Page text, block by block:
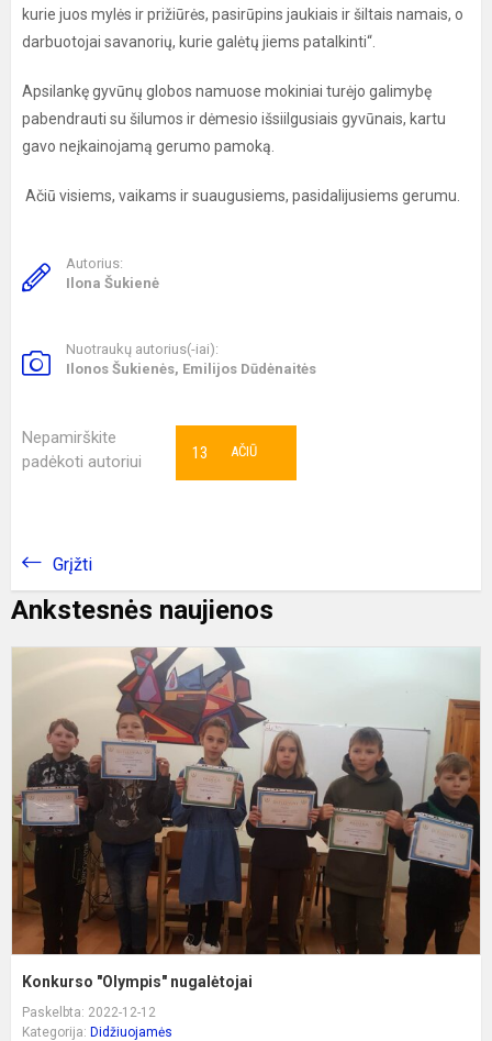
kurie juos mylės ir prižiūrės, pasirūpins jaukiais ir šiltais namais, o
darbuotojai savanorių, kurie galėtų jiems patalkinti“.
Apsilankę gyvūnų globos namuose mokiniai turėjo galimybę
pabendrauti su šilumos ir dėmesio išsiilgusiais gyvūnais, kartu
gavo neįkainojamą gerumo pamoką.
Ačiū visiems, vaikams ir suaugusiems, pasidalijusiems gerumu.
Autorius:
Ilona Šukienė
Nuotraukų autorius(-iai):
Ilonos Šukienės, Emilijos Dūdėnaitės
Nepamirškite
padėkoti autoriui
AČIŪ
13
Grįžti
Ankstesnės naujienos
Konkurso "Olympis" nugalėtojai
Paskelbta: 2022-12-12
Kategorija: Didžiuojamės